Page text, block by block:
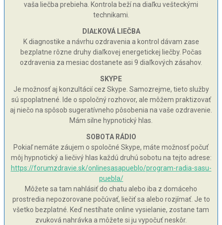
vaša liečba prebieha. Kontrola beží na diaľku vešteckými
technikami.
DIAĽKOVÁ LIEČBA
K diagnostike a návrhu ozdravenia a kontrol dávam zase
bezplatne rôzne druhy diaľkovej energetickej liečby. Počas
ozdravenia za mesiac dostanete asi 9 diaľkových zásahov.
SKYPE
Je možnosť aj konzultácií cez Skype. Samozrejme, tieto služby
sú spoplatnené. Ide o spoločný rozhovor, ale môžem praktizovať
aj niečo na spôsob sugeratívneho pôsobenia na vaše ozdravenie.
Mám silne hypnotický hlas.
SOBOTA RÁDIO
Pokiaľ nemáte záujem o spoločné Skype, máte možnosť počuť
môj hypnotický a liečivý hlas každú druhú sobotu na tejto adrese:
https://forumzdravie.sk/onlinesasapueblo/program-radia-sasu-
puebla/
Môžete sa tam nahlásiť do chatu alebo iba z domáceho
prostredia nepozorovane počúvať, liečiť sa alebo rozjímať. Je to
všetko bezplatné. Keď nestíhate online vysielanie, zostane tam
zvuková nahrávka a môžete si ju vypočuť neskôr.